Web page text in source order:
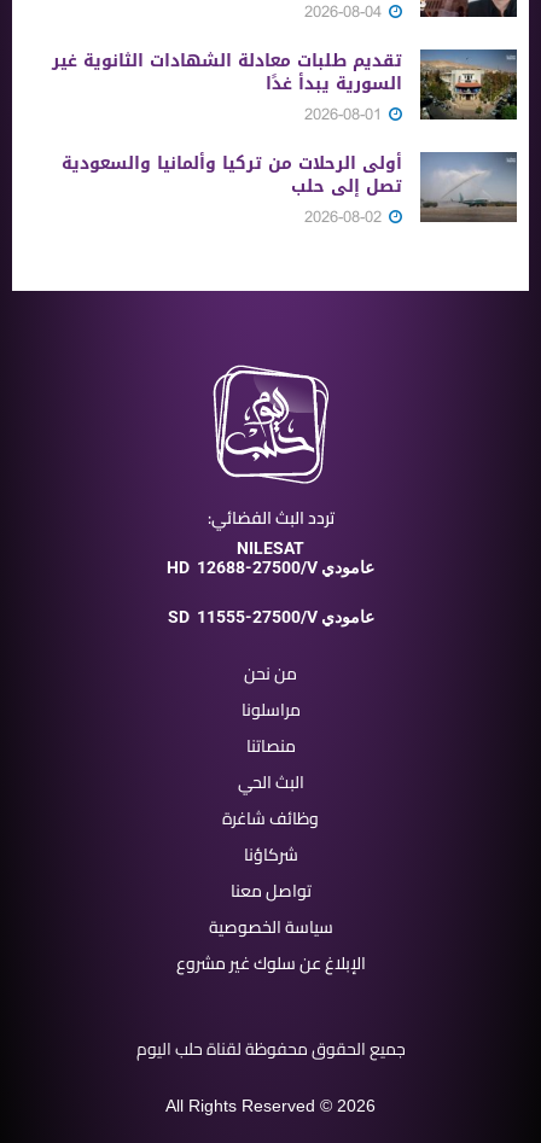
تقديم طلبات معادلة الشهادات الثانوية ‏غير
السورية يبدأ غدًا
أولى الرحلات من ‏تركيا وألمانيا والسعودية
تصل إلى حلب
تردد البث الفضائي:
NILESAT
HD
12688-27500/V عامودي
SD 11555-27500/V عامودي
من نحن
مراسلونا
منصاتنا
البث الحي
وظائف شاغرة
شركاؤنا
تواصل معنا
سياسة الخصوصية
الإبلاغ عن سلوك غير مشروع
جميع الحقوق محفوظة لقناة حلب اليوم
All Rights Reserved © 2026